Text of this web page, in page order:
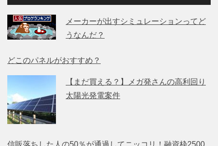
メーカーが出すシミュレーションってど
うなんだ？
どこのパネルがおすすめ？
【まだ買える？】メガ発さんの高利回り
太陽光発電案件
信販落ちした人の50％が通過してニッコリ！融資枠2500